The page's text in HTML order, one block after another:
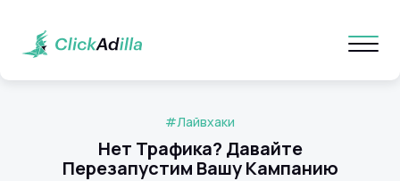
Нет Трафика? Давайте
Перезапустим Вашу Кампанию
#Лайвхаки